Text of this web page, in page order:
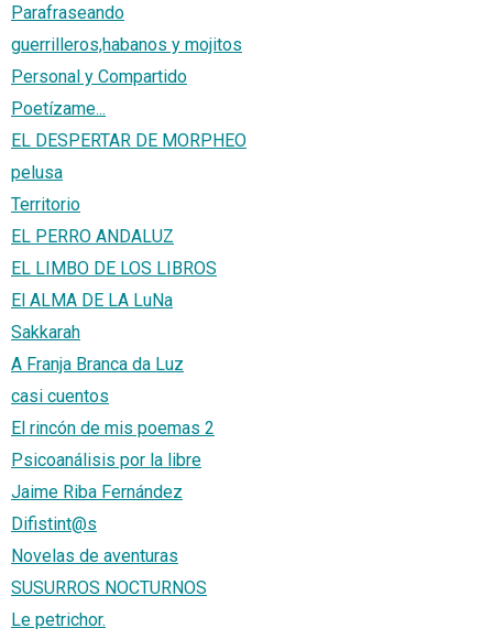
Parafraseando
guerrilleros,habanos y mojitos
Personal y Compartido
Poetízame...
EL DESPERTAR DE MORPHEO
pelusa
Territorio
EL PERRO ANDALUZ
EL LIMBO DE LOS LIBROS
El ALMA DE LA LuNa
Sakkarah
A Franja Branca da Luz
casi cuentos
El rincón de mis poemas 2
Psicoanálisis por la libre
Jaime Riba Fernández
Difistint@s
Novelas de aventuras
SUSURROS NOCTURNOS
Le petrichor.